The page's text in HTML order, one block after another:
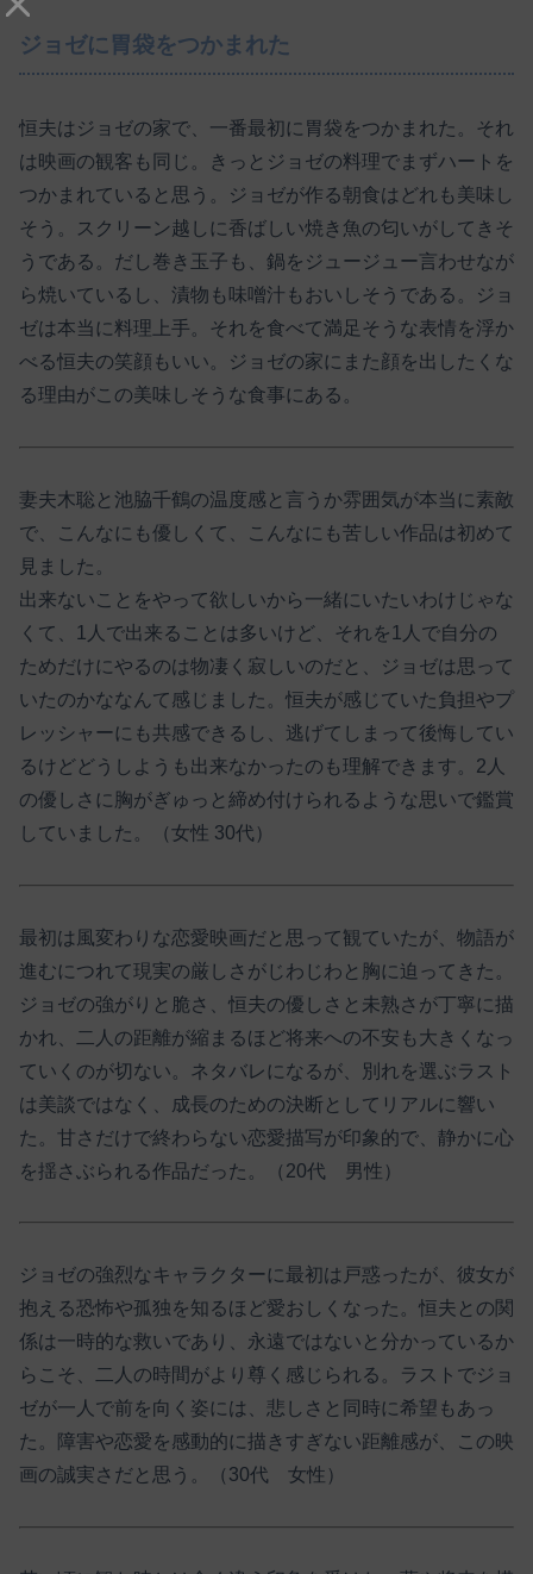
ジョゼに胃袋をつかまれた
恒夫はジョゼの家で、一番最初に胃袋をつかまれた。それ
は映画の観客も同じ。きっとジョゼの料理でまずハートを
つかまれていると思う。ジョゼが作る朝食はどれも美味し
そう。スクリーン越しに香ばしい焼き魚の匂いがしてきそ
うである。だし巻き玉子も、鍋をジュージュー言わせなが
ら焼いているし、漬物も味噌汁もおいしそうである。ジョ
ゼは本当に料理上手。それを食べて満足そうな表情を浮か
べる恒夫の笑顔もいい。ジョゼの家にまた顔を出したくな
る理由がこの美味しそうな食事にある。
妻夫木聡と池脇千鶴の温度感と言うか雰囲気が本当に素敵
で、こんなにも優しくて、こんなにも苦しい作品は初めて
見ました。
出来ないことをやって欲しいから一緒にいたいわけじゃな
くて、1人で出来ることは多いけど、それを1人で自分の
ためだけにやるのは物凄く寂しいのだと、ジョゼは思って
いたのかななんて感じました。恒夫が感じていた負担やプ
レッシャーにも共感できるし、逃げてしまって後悔してい
るけどどうしようも出来なかったのも理解できます。2人
の優しさに胸がぎゅっと締め付けられるような思いで鑑賞
していました。（女性 30代）
最初は風変わりな恋愛映画だと思って観ていたが、物語が
進むにつれて現実の厳しさがじわじわと胸に迫ってきた。
ジョゼの強がりと脆さ、恒夫の優しさと未熟さが丁寧に描
かれ、二人の距離が縮まるほど将来への不安も大きくなっ
ていくのが切ない。ネタバレになるが、別れを選ぶラスト
は美談ではなく、成長のための決断としてリアルに響い
た。甘さだけで終わらない恋愛描写が印象的で、静かに心
を揺さぶられる作品だった。（20代 男性）
ジョゼの強烈なキャラクターに最初は戸惑ったが、彼女が
抱える恐怖や孤独を知るほど愛おしくなった。恒夫との関
係は一時的な救いであり、永遠ではないと分かっているか
らこそ、二人の時間がより尊く感じられる。ラストでジョ
ゼが一人で前を向く姿には、悲しさと同時に希望もあっ
た。障害や恋愛を感動的に描きすぎない距離感が、この映
画の誠実さだと思う。（30代 女性）